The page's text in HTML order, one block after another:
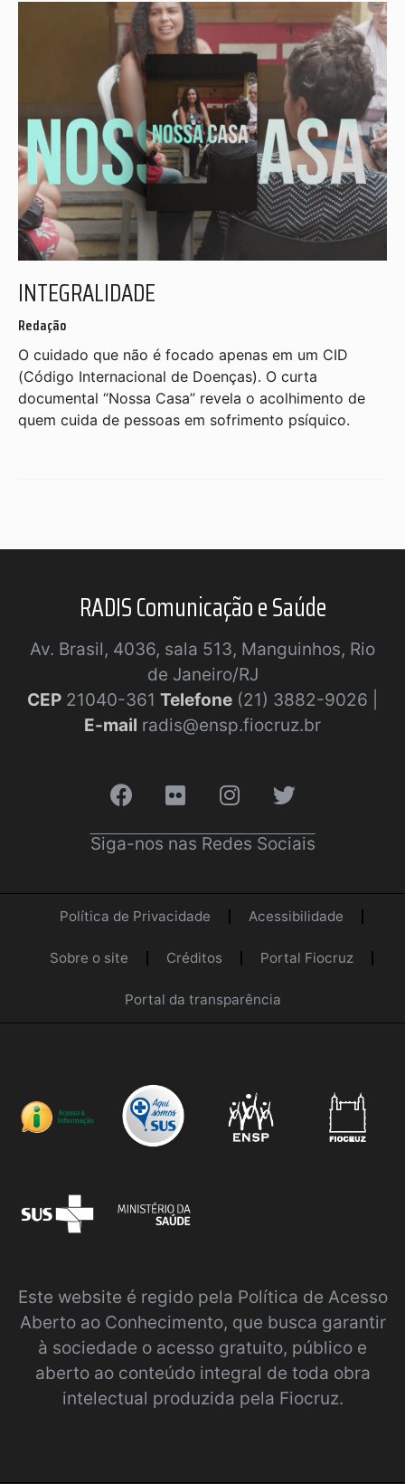
INTEGRALIDADE
Redação
O cuidado que não é focado apenas em um CID
(Código Internacional de Doenças). O curta
documental “Nossa Casa” revela o acolhimento de
quem cuida de pessoas em sofrimento psíquico.
RADIS Comunicação e Saúde
Av. Brasil, 4036, sala 513, Manguinhos, Rio
de Janeiro/RJ
CEP 21040-361 Telefone (21) 3882-9026 |
E-mail radis@ensp.fiocruz.br
Siga-nos nas Redes Sociais
Política de Privacidade Acessibilidade
Sobre o site Créditos Portal Fiocruz
Portal da transparência
Este website é regido pela Política de Acesso
Aberto ao Conhecimento, que busca garantir
à sociedade o acesso gratuito, público e
aberto ao conteúdo integral de toda obra
intelectual produzida pela Fiocruz.